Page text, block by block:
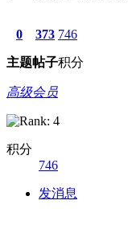
0
主题
373
帖子
746
积分
高级会员
积分
746
发消息